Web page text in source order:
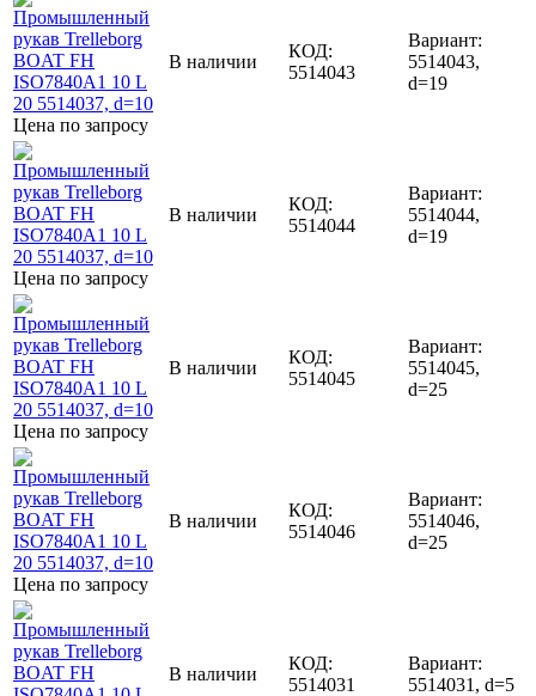
Цена по запросу
В наличии
КОД:
5514043
Вариант:
5514043,
d=19
Цена по запросу
В наличии
КОД:
5514044
Вариант:
5514044,
d=19
Цена по запросу
В наличии
КОД:
5514045
Вариант:
5514045,
d=25
Цена по запросу
В наличии
КОД:
5514046
Вариант:
5514046,
d=25
В наличии
КОД:
5514031
Вариант:
5514031, d=5